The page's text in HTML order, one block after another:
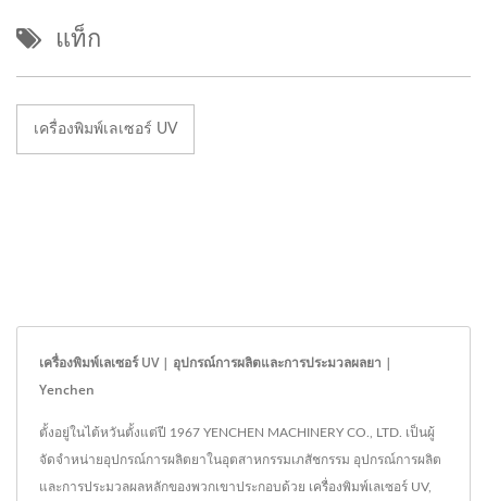
แท็ก
เครื่องพิมพ์เลเซอร์ UV
เครื่องพิมพ์เลเซอร์ UV | อุปกรณ์การผลิตและการประมวลผลยา |
Yenchen
ตั้งอยู่ในไต้หวันตั้งแต่ปี 1967 YENCHEN MACHINERY CO., LTD. เป็นผู้
จัดจำหน่ายอุปกรณ์การผลิตยาในอุตสาหกรรมเภสัชกรรม อุปกรณ์การผลิต
และการประมวลผลหลักของพวกเขาประกอบด้วย เครื่องพิมพ์เลเซอร์ UV,